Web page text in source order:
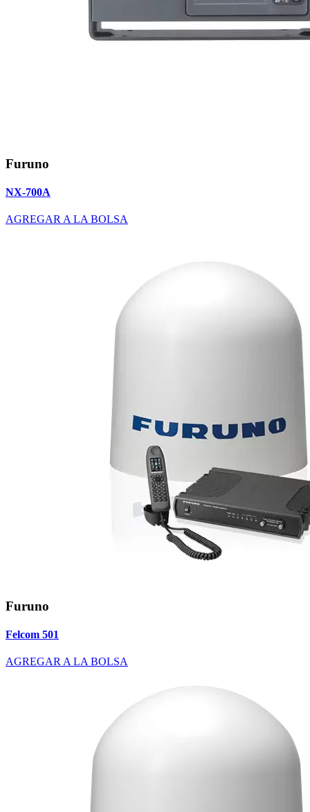
Furuno
NX-700A
AGREGAR A LA BOLSA
Furuno
Felcom 501
AGREGAR A LA BOLSA